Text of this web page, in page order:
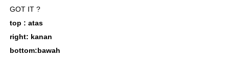
GOT IT ?
top : atas
right: kanan
bottom:bawah